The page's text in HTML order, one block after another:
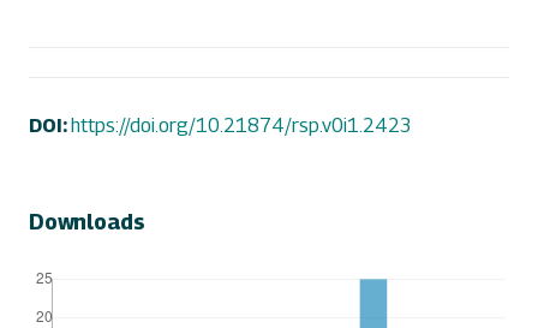
DOI:https://doi.org/10.21874/rsp.v0i1.2423
Downloads